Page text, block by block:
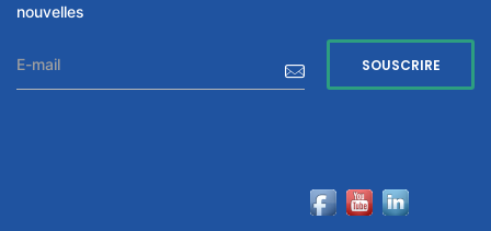
nouvelles